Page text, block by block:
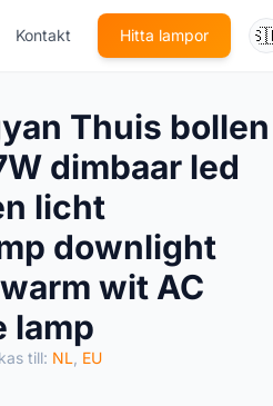
Kontakt Hitta lampor
Thuis bollen
dimbaar led
licht
downlight
wit AC
lamp
till: NL EU